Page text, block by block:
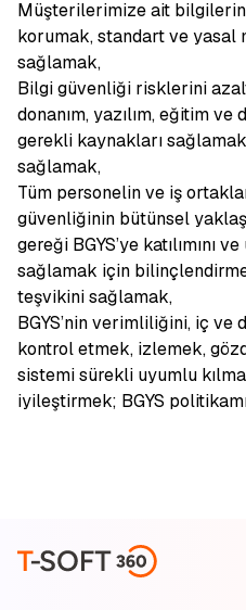
Müşterilerimize ait
korumak, standart ve yasal
sağlamak,
Bilgi güvenliği risklerini
donanım, yazılım, eğitim
gerekli kaynakları sağlamak
sağlamak,
Tüm personelin ve iş
güvenliğinin bütünsel
gereği BGYS’ye katılımını ve
sağlamak için
teşvikini sağlamak,
BGYS’nin verimliliğini, iç ve
kontrol etmek, izlemek,
sistemi sürekli uyumlu
iyileştirmek; BGYS